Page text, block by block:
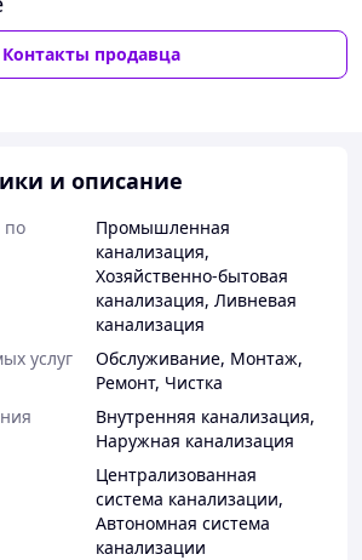
Контакты продавца
и описание
по
Промышленная
канализация,
Хозяйственно-бытовая
канализация, Ливневая
канализация
услуг
Обслуживание, Монтаж,
Ремонт, Чистка
Внутренняя канализация,
Наружная канализация
Централизованная
система канализации,
Автономная система
канализации